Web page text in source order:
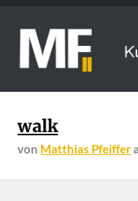
walk
von Matthias Pfeiffer